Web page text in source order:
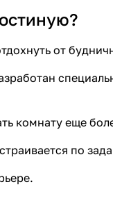
от
комнату еще
по